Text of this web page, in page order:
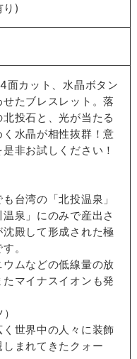
り)
面カット、水晶ボタン
たブレスレット。落
投石と、光が当たる
水晶が相性抜群！意
非お試しください！
台湾の「北投温泉」
泉」にのみで産出さ
殿して形成された極
。
ムなどの低線量の放
マイナスイオンも発
世界中の人々に装飾
まれてきたクォー